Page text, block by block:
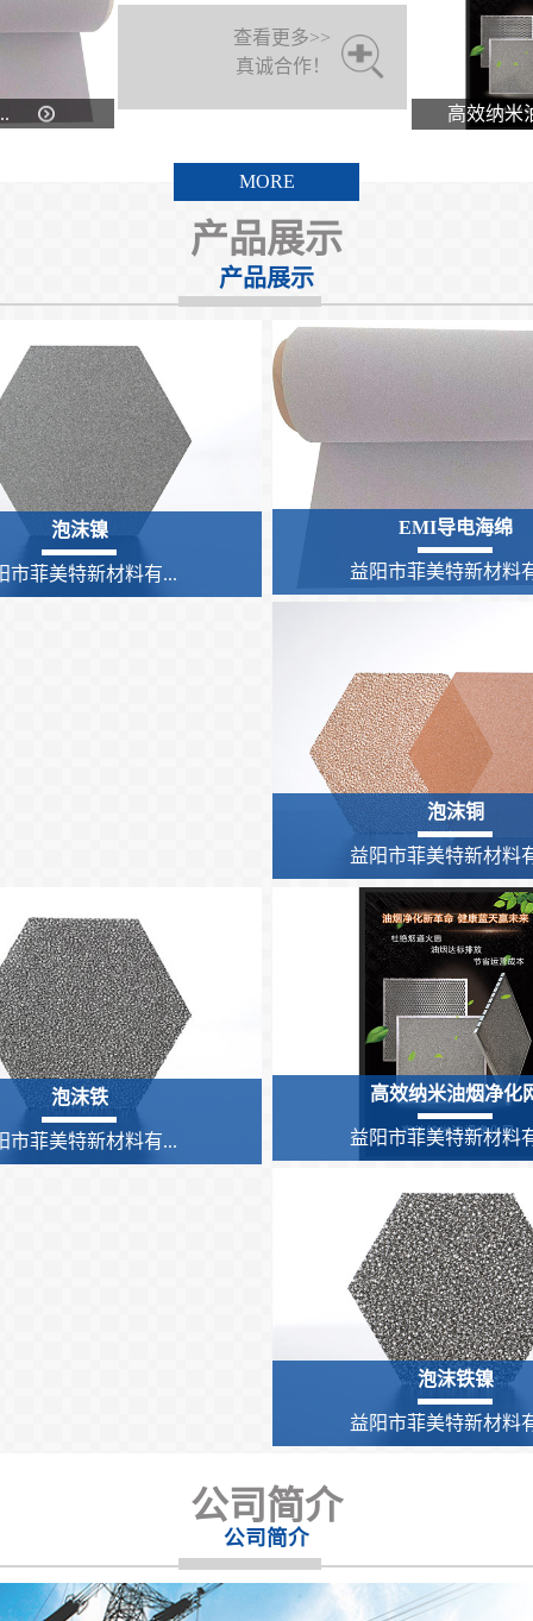
查看更多>>
真诚合作！
高效纳米
MORE
产品展示
产品展示
泡沫镍
市菲美特新材料有...
EMI导电海绵
益阳市菲美特新材料
泡沫铜
益阳市菲美特新材料
泡沫铁
市菲美特新材料有...
高效纳米油烟净化
益阳市菲美特新材料
泡沫铁镍
益阳市菲美特新材料
公司简介
公司简介